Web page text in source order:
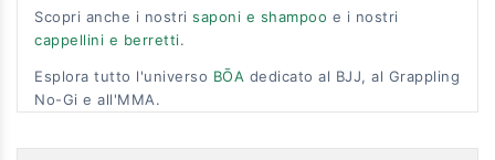
Scopri anche i nostri saponi e shampoo e i nostri
cappellini e berretti.
Esplora tutto l'universo BŌA dedicato al BJJ, al Grappling
No-Gi e all'MMA.